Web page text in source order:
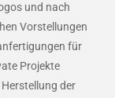
und nach
Vorstellungen
für
Projekte
Herstellung der